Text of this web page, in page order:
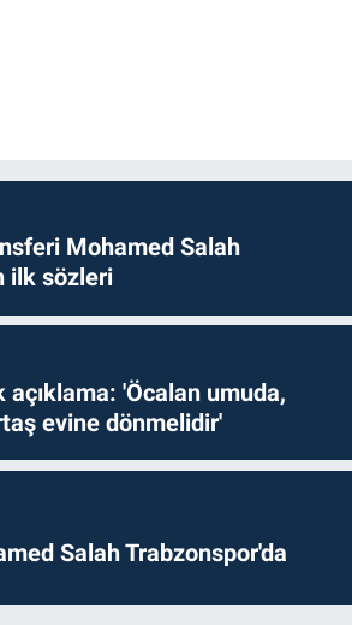
Mohamed Salah
ilk sözleri
'Öcalan umuda,
evine dönmelidir'
Salah Trabzonspor'da